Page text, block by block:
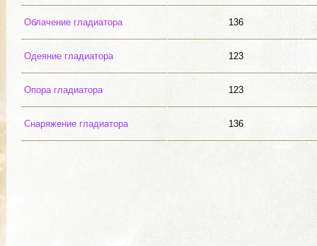
Облачение гладиатора 136
Одеяние гладиатора 123
Опора гладиатора 123
Снаряжение гладиатора 136